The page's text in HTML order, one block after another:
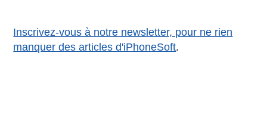
Inscrivez-vous à notre newsletter, pour ne rien
manquer des articles d'iPhoneSoft.